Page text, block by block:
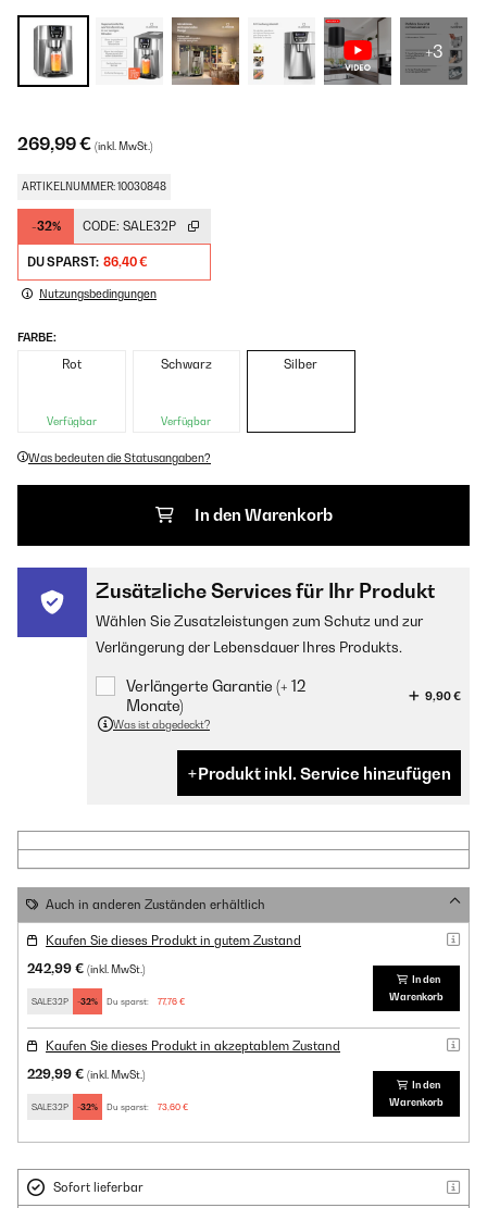
+3
269,99 € (inkl. MwSt.)
ARTIKELNUMMER: 10030848
-32% CODE: SALE32P
DU SPARST: 86,40 €
Nutzungsbedingungen
FARBE:
Rot
Verfügbar
Schwarz
Verfügbar
Silber
Was bedeuten die Statusangaben?
In den Warenkorb
Zusätzliche Services für Ihr Produkt
Wählen Sie Zusatzleistungen zum Schutz und zur
Verlängerung der Lebensdauer Ihres Produkts.
Verlängerte Garantie (+ 12
Monate)
9,90 €
Was ist abgedeckt?
Produkt inkl. Service hinzufügen
Auch in anderen Zuständen erhältlich
Kaufen Sie dieses Produkt in gutem Zustand
242,99 € (inkl. MwSt.)
SALE32P -32% Du sparst: 77,76 €
In den
Warenkorb
Kaufen Sie dieses Produkt in akzeptablem Zustand
229,99 € (inkl. MwSt.)
SALE32P -32% Du sparst: 73,60 €
In den
Warenkorb
Sofort lieferbar